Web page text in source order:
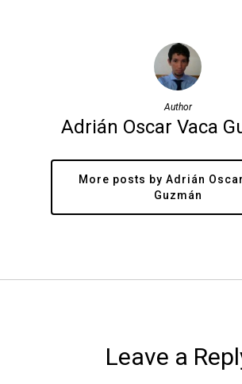
Author
Adrián Oscar Vaca
More posts by Adrián
Guzmán
Leave a